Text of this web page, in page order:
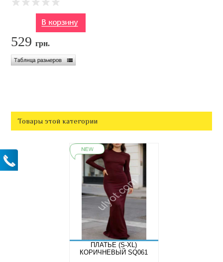
529грн.
Товары этой категории
ПЛАТЬЕ (S-XL)
КОРИЧНЕВЫЙ SQ061